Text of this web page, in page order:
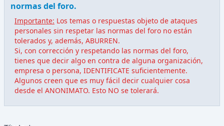
normas del foro.
Importante: Los temas o respuestas objeto de ataques
personales sin respetar las normas del foro no están
tolerados y, además, ABURREN.
Si, con corrección y respetando las normas del foro,
tienes que decir algo en contra de alguna organización,
empresa o persona, IDENTIFICATE suficientemente.
Algunos creen que es muy fácil decir cualquier cosa
desde el ANONIMATO. Esto NO se tolerará.